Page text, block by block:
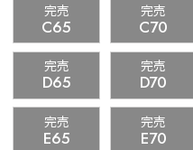
完売
C65
完売
C70
完売
D65
完売
D70
完売
E65
完売
E70